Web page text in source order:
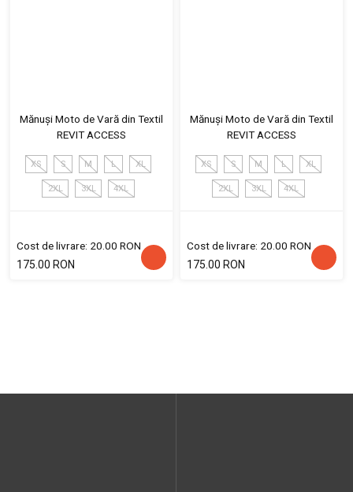
Mănuși Moto de Vară din Textil
REVIT ACCESS
XS S M L XL
2XL 3XL 4XL
Cost de livrare: 20.00 RON
175.00 RON
Mănuși Moto de Vară din Textil
REVIT ACCESS
XS S M L XL
2XL 3XL 4XL
Cost de livrare: 20.00 RON
175.00 RON